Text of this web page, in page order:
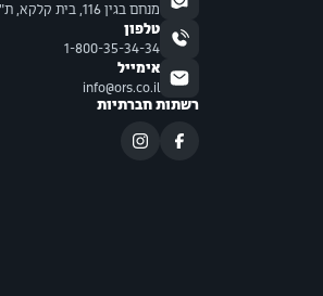
מנחם בגין 116, בית קלקא, ת"א
טלפון
1-800-35-34-34
אימייל
info@ors.co.il
רשתות חברתיות